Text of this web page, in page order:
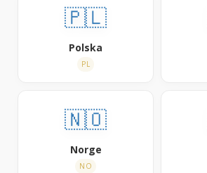
🇵🇱
Polska
PL
🇳🇴
Norge
NO